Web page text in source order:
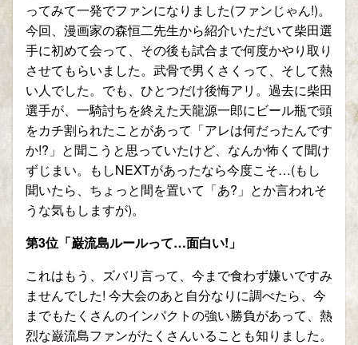
ってみて一発でファンになりました(ファンじゃん!)。
今回、漫画家の森恒二先生から紹介いただいて柴田選
手に初めて会って、その後も試合まで何度かやり取り
させてもらいました。武骨で男くさくって、そして熱
い人でした。でも、ひとつだけ後悔アリ。過去に柴田
選手が、一騎討ちを終えた天龍源一郎にビール瓶で頭
をカチ割られたことがあって「アレは何だったんです
か!? 」と聞こうと思っていたけど、なんか怖くて聞け
ずじまい。もしNEXTがあったなら今度こそ…(もし
聞いたら、ちょっと間を置いて「あ? 」とか言われそ
うな気もしますが)。
第3位「巌流島ルールって…面白い! 」
これはもう、ズバリ言って、今まで食わず嫌いですみ
ませんでした! 今大会のあと自分なりに調べたら、今
までもたくさんのインパクトの強い勝負があって、熱
烈な巌流島ファンがたくさんいることも知りました。